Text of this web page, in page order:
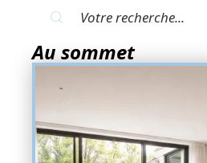
Au sommet